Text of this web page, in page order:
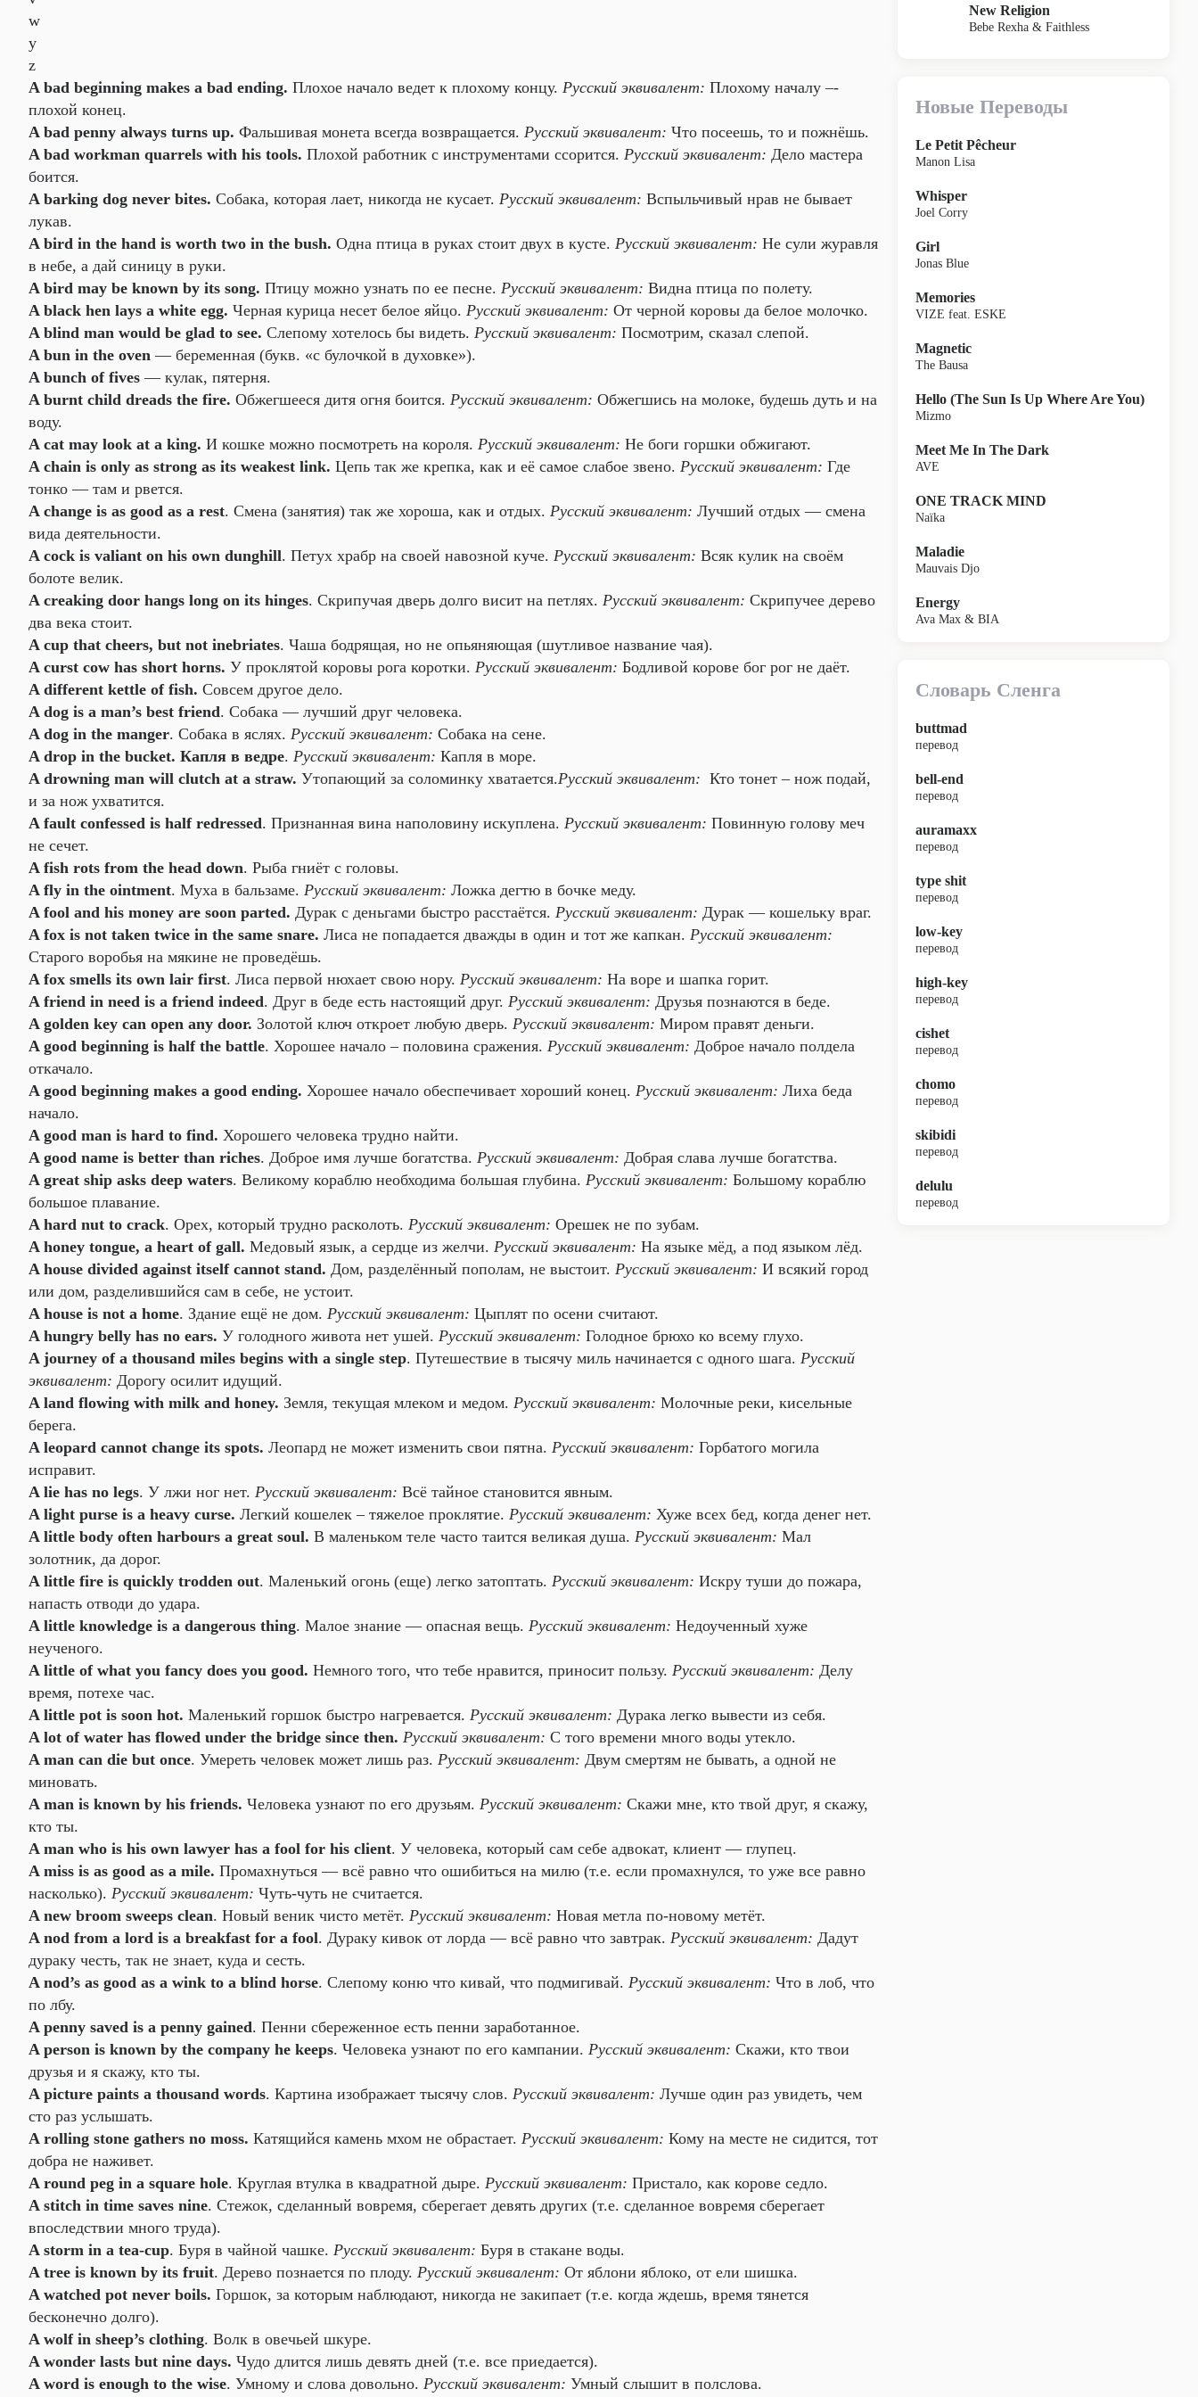
w
y
z
A bad beginning makes a bad ending. Плохое начало ведет к плохому концу. Русский эквивалент: Плохому началу –-
плохой конец.
A bad penny always turns up. Фальшивая монета всегда возвращается. Русский эквивалент: Что посеешь, то и пожнёшь.
A bad workman quarrels with his tools. Плохой работник с инструментами ссорится. Русский эквивалент: Дело мастера
боится.
A barking dog never bites. Собака, которая лает, никогда не кусает. Русский эквивалент: Вспыльчивый нрав не бывает
лукав.
A bird in the hand is worth two in the bush. Одна птица в руках стоит двух в кусте. Русский эквивалент: Не сули журавля
в небе, а дай синицу в руки.
A bird may be known by its song. Птицу можно узнать по ее песне. Русский эквивалент: Видна птица по полету.
A black hen lays a white egg. Черная курица несет белое яйцо. Русский эквивалент: От черной коровы да белое молочко.
A blind man would be glad to see. Слепому хотелось бы видеть. Русский эквивалент: Посмотрим, сказал слепой.
A bun in the oven — беременная (букв. «с булочкой в духовке»).
A bunch of fives — кулак, пятерня.
A burnt child dreads the fire. Обжегшееся дитя огня боится. Русский эквивалент: Обжегшись на молоке, будешь дуть и на
воду.
A cat may look at a king. И кошке можно посмотреть на короля. Русский эквивалент: Не боги горшки обжигают.
A chain is only as strong as its weakest link. Цепь так же крепка, как и её самое слабое звено. Русский эквивалент: Где
тонко — там и рвется.
A change is as good as a rest. Смена (занятия) так же хороша, как и отдых. Русский эквивалент: Лучший отдых — смена
вида деятельности.
A cock is valiant on his own dunghill. Петух храбр на своей навозной куче. Русский эквивалент: Всяк кулик на своём
болоте велик.
A creaking door hangs long on its hinges. Скрипучая дверь долго висит на петлях. Русский эквивалент: Скрипучее дерево
два века стоит.
A cup that cheers, but not inebriates. Чаша бодрящая, но не опьяняющая (шутливое название чая).
A curst cow has short horns. У проклятой коровы рога коротки. Русский эквивалент: Бодливой корове бог рог не даёт.
A different kettle of fish. Совсем другое дело.
A dog is a man’s best friend. Собака — лучший друг человека.
A dog in the manger. Собака в яслях. Русский эквивалент: Собака на сене.
A drop in the bucket. Капля в ведре. Русский эквивалент: Капля в море.
A drowning man will clutch at a straw. Утопающий за соломинку хватается.Русский эквивалент: Кто тонет – нож подай,
и за нож ухватится.
A fault confessed is half redressed. Признанная вина наполовину искуплена. Русский эквивалент: Повинную голову меч
не сечет.
A fish rots from the head down. Рыба гниёт с головы.
A fly in the ointment. Муха в бальзаме. Русский эквивалент: Ложка дегтю в бочке меду.
A fool and his money are soon parted. Дурак с деньгами быстро расстаётся. Русский эквивалент: Дурак — кошельку враг.
A fox is not taken twice in the same snare. Лиса не попадается дважды в один и тот же капкан. Русский эквивалент:
Старого воробья на мякине не проведёшь.
A fox smells its own lair first. Лиса первой нюхает свою нору. Русский эквивалент: На воре и шапка горит.
A friend in need is a friend indeed. Друг в беде есть настоящий друг. Русский эквивалент: Друзья познаются в беде.
A golden key can open any door. Золотой ключ откроет любую дверь. Русский эквивалент: Миром правят деньги.
A good beginning is half the battle. Хорошее начало – половина сражения. Русский эквивалент: Доброе начало полдела
откачало.
A good beginning makes a good ending. Хорошее начало обеспечивает хороший конец. Русский эквивалент: Лиха беда
начало.
A good man is hard to find. Хорошего человека трудно найти.
A good name is better than riches. Доброе имя лучше богатства. Русский эквивалент: Добрая слава лучше богатства.
A great ship asks deep waters. Великому кораблю необходима большая глубина. Русский эквивалент: Большому кораблю
большое плавание.
A hard nut to crack. Орех, который трудно расколоть. Русский эквивалент: Орешек не по зубам.
A honey tongue, a heart of gall. Медовый язык, а сердце из желчи. Русский эквивалент: На языке мёд, а под языком лёд.
A house divided against itself cannot stand. Дом, разделённый пополам, не выстоит. Русский эквивалент: И всякий город
или дом, разделившийся сам в себе, не устоит.
A house is not a home. Здание ещё не дом. Русский эквивалент: Цыплят по осени считают.
A hungry belly has no ears. У голодного живота нет ушей. Русский эквивалент: Голодное брюхо ко всему глухо.
A journey of a thousand miles begins with a single step. Путешествие в тысячу миль начинается с одного шага. Русский
эквивалент: Дорогу осилит идущий.
A land flowing with milk and honey. Земля, текущая млеком и медом. Русский эквивалент: Молочные реки, кисельные
берега.
A leopard cannot change its spots. Леопард не может изменить свои пятна. Русский эквивалент: Горбатого могила
исправит.
A lie has no legs. У лжи ног нет. Русский эквивалент: Всё тайное становится явным.
A light purse is a heavy curse. Легкий кошелек – тяжелое проклятие. Русский эквивалент: Хуже всех бед, когда денег нет.
A little body often harbours a great soul. В маленьком теле часто таится великая душа. Русский эквивалент: Мал
золотник, да дорог.
A little fire is quickly trodden out. Маленький огонь (еще) легко затоптать. Русский эквивалент: Искру туши до пожара,
напасть отводи до удара.
A little knowledge is a dangerous thing. Малое знание — опасная вещь. Русский эквивалент: Недоученный хуже
неученого.
A little of what you fancy does you good. Немного того, что тебе нравится, приносит пользу. Русский эквивалент: Делу
время, потехе час.
A little pot is soon hot. Маленький горшок быстро нагревается. Русский эквивалент: Дурака легко вывести из себя.
A lot of water has flowed under the bridge since then. Русский эквивалент: С того времени много воды утекло.
A man can die but once. Умереть человек может лишь раз. Русский эквивалент: Двум смертям не бывать, а одной не
миновать.
A man is known by his friends. Человека узнают по его друзьям. Русский эквивалент: Скажи мне, кто твой друг, я скажу,
кто ты.
A man who is his own lawyer has a fool for his client. У человека, который сам себе адвокат, клиент — глупец.
A miss is as good as a mile. Промахнуться — всё равно что ошибиться на милю (т.е. если промахнулся, то уже все равно
насколько). Русский эквивалент: Чуть-чуть не считается.
A new broom sweeps clean. Новый веник чисто метёт. Русский эквивалент: Новая метла по-новому метёт.
A nod from a lord is a breakfast for a fool. Дураку кивок от лорда — всё равно что завтрак. Русский эквивалент: Дадут
дураку честь, так не знает, куда и сесть.
A nod’s as good as a wink to a blind horse. Слепому коню что кивай, что подмигивай. Русский эквивалент: Что в лоб, что
по лбу.
A penny saved is a penny gained. Пенни сбереженное есть пенни заработанное.
A person is known by the company he keeps. Человека узнают по его кампании. Русский эквивалент: Скажи, кто твои
друзья и я скажу, кто ты.
A picture paints a thousand words. Картина изображает тысячу слов. Русский эквивалент: Лучше один раз увидеть, чем
сто раз услышать.
A rolling stone gathers no moss. Катящийся камень мхом не обрастает. Русский эквивалент: Кому на месте не сидится, тот
добра не наживет.
A round peg in a square hole. Круглая втулка в квадратной дыре. Русский эквивалент: Пристало, как корове седло.
A stitch in time saves nine. Стежок, сделанный вовремя, сберегает девять других (т.е. сделанное вовремя сберегает
впоследствии много труда).
A storm in a tea-cup. Буря в чайной чашке. Русский эквивалент: Буря в стакане воды.
A tree is known by its fruit. Дерево познается по плоду. Русский эквивалент: От яблони яблоко, от ели шишка.
A watched pot never boils. Горшок, за которым наблюдают, никогда не закипает (т.е. когда ждешь, время тянется
бесконечно долго).
A wolf in sheep’s clothing. Волк в овечьей шкуре.
A wonder lasts but nine days. Чудо длится лишь девять дней (т.е. все приедается).
A word is enough to the wise. Умному и слова довольно. Русский эквивалент: Умный слышит в полслова.
New Religion
Bebe Rexha & Faithless
Новые Переводы
Le Petit Pêcheur
Manon Lisa
Whisper
Joel Corry
Girl
Jonas Blue
Memories
VIZE feat. ESKE
Magnetic
The Bausa
Hello (The Sun Is Up Where Are You)
Mizmo
Meet Me In The Dark
AVE
ONE TRACK MIND
Naïka
Maladie
Mauvais Djo
Energy
Ava Max & BIA
Словарь Сленга
buttmad
перевод
bell-end
перевод
auramaxx
перевод
type shit
перевод
low-key
перевод
high-key
перевод
cishet
перевод
chomo
перевод
skibidi
перевод
delulu
перевод